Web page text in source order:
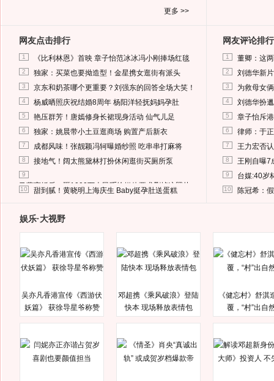
更多 >>
网友点击排行
1 《比利林恩》首映 章子怡范冰冰冯小刚捧场红毯
2 独家：买菜也要拗造型！金星携女逛街有派头
3 京东和奶茶哪个更重要？刘强东的回答全场大笑！
4 杨威晒照庆祝结婚8周年 杨阳洋轻抚妈妈孕肚
5 艳压群芳！唐嫣修身长裙现身活动 仙气儿足
6 独家：姚晨带小土豆逛商场 购置产后新衣
7 成都风味！张靓颖冯轲曝婚纱照 吃串串打麻将
8 接地气！阔太熊黛林打扮休闲逛街买厕所泵
9
马蓉离婚后，砸1000万人民币给媒体要求删掉这照片
10 甜到腻！黄晓明上海庆生 Baby挺孕肚送蛋糕
网友评论排行
1 董卿：这
2 刘德华新
3 为救母女
4 刘德华扮
5 章子怡斥
6 律师：于
7 王力宏否
8 王刚自曝7
9 台媒:40岁
10 陈冠希：
娱乐·大视野
吴亦凡香港宣传《西游伏
妖篇》 获徐导星爷称赞
邓超携《乘风破浪》登陆
快本 现场释放表情包
《健忘村》舒淇
覆，“村”出自